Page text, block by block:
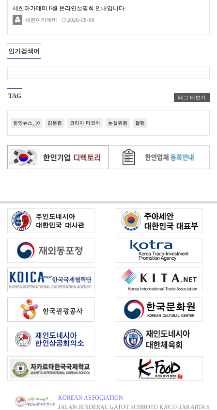
세한아카데미 8월 온라인설명회 안내입니다.
세한아카데미 2026-08-06
인기검색어
TAG 태그 더보기
한인뉴스_10 김문환 코리아 타코마 논설위원 컬럼
KOREAN ASSOCIATION
JALAN JENDERAL GATOT SUBROTO KAV.57 JAKARTA S